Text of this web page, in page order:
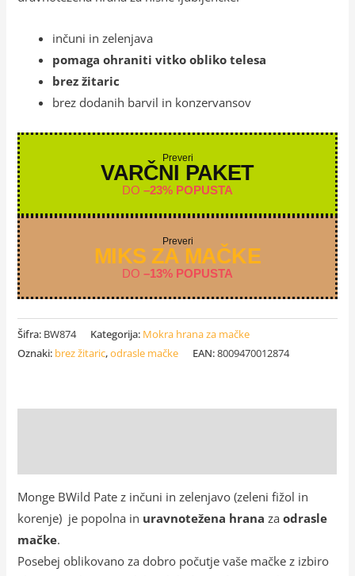
inčuni in zelenjava
pomaga ohraniti vitko obliko telesa
brez žitaric
brez dodanih barvil in konzervansov
Preveri
VARČNI PAKET
DO –23% POPUSTA
Preveri
MIKS ZA MAČKE
DO –13% POPUSTA
Šifra: BW874 Kategorija: Mokra hrana za mačke
Oznaki: brez žitaric,odrasle mačke EAN:8009470012874
Monge BWild Pate z inčuni in zelenjavo (zeleni fižol in
korenje) je popolna in uravnotežena hrana zaodrasle
mačke.
Posebej oblikovano za dobro počutje vaše mačke z izbiro